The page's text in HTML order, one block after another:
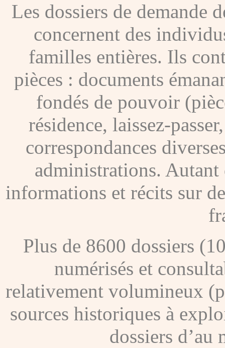
Les dossiers de demande
concernent des
familles entières. Ils
pièces : documents
fondés de pouvoir
résidence, laissez-
correspondances
administrations. Autant
informations et récits sur
Plus de 8600 dossiers
numérisés et
relativement volumineux
sources historiques à
dossiers d’au